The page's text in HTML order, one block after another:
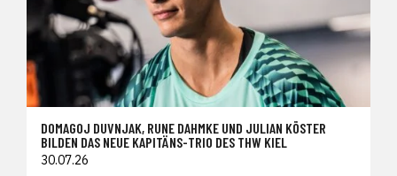
DOMAGOJ DUVNJAK, RUNE DAHMKE UND JULIAN KÖSTER
BILDEN DAS NEUE KAPITÄNS-TRIO DES THW KIEL
30.07.26